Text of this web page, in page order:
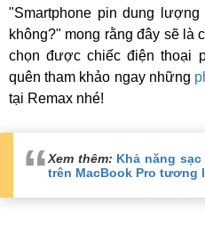
"Smartphone pin dung
không?" mong rằng đây sẽ là
chọn được chiếc điện thoại
quên tham khảo ngay những
tại Remax nhé!
Xem thêm: Khả năng
trên MacBook Pro tương